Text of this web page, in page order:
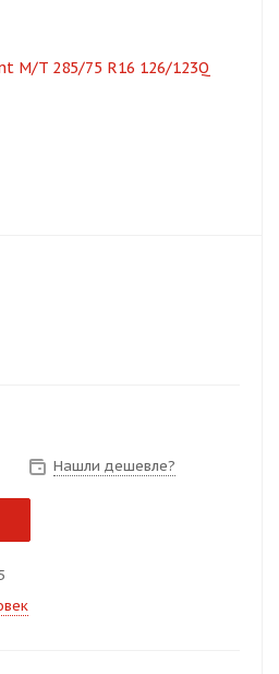
Нашли дешевле?
только
% будут
карты
недели